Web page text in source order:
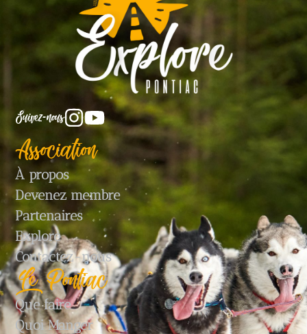
Suivez-nous
Association
À propos
Devenez membre
Partenaires
Explore
Contactez-nous
Le Pontiac
Que faire
Quoi Manger